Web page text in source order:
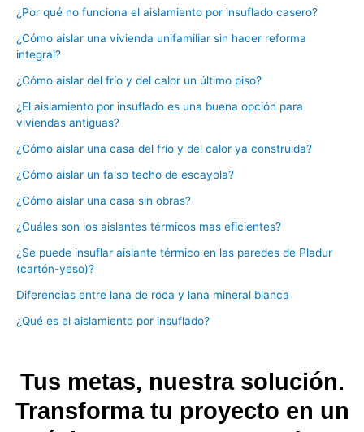
¿Por qué no funciona el aislamiento por insuflado casero?
¿Cómo aislar una vivienda unifamiliar sin hacer reforma
integral?
¿Cómo aislar del frío y del calor un último piso?
¿El aislamiento por insuflado es una buena opción para
viviendas antiguas?
¿Cómo aislar una casa del frío y del calor ya construida?
¿Cómo aislar un falso techo de escayola?
¿Cómo aislar una casa sin obras?
¿Cuáles son los aislantes térmicos mas eficientes?
¿Se puede insuflar aislante térmico en las paredes de Pladur
(cartón-yeso)?
Diferencias entre lana de roca y lana mineral blanca
¿Qué es el aislamiento por insuflado?
Tus metas, nuestra solución.
Transforma tu proyecto en un